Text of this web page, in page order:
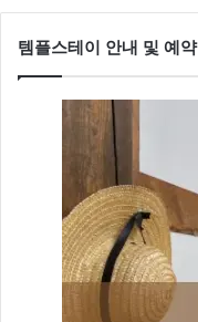
템플스테이 안내 및 예약